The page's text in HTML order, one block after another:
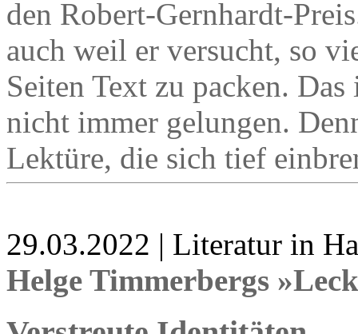
den Robert-Gernhardt-
auch weil er versucht, so
Seiten Text zu packen.
nicht immer gelungen.
Lektüre, die sich tief
29.03.2022 | Literatur in
Helge Timmerbergs